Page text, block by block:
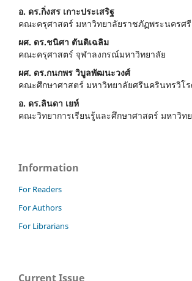
อ. ดร.กิ่งสร เกาะประเสริฐ
คณะครุศาสตร์ มหาวิทยาลัยราชภัฏพระนครศรี
ผศ. ดร.ชนิศา ตันติเฉลิม
คณะครุศาสตร์ จุฬาลงกรณ์มหาวิทยาลัย
ผศ. ดร.กนกพร วิบูลพัฒนะวงศ์
คณะศึกษาศาสตร์ มหาวิทยาลัยศรีนครินทรวิโ
อ. ดร.ลินดา เยห์
คณะวิทยาการเรียนรู้และศึกษาศาสตร์ มหาวิท
Information
For Readers
For Authors
For Librarians
Current Issue